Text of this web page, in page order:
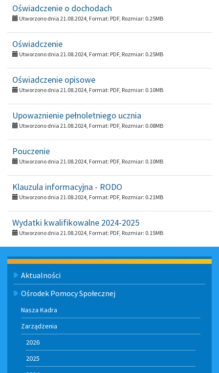
Oświadczenie o dochodach
Utworzono dnia 21.08.2024, Format: PDF, Rozmiar: 0.25MB
Oświadczenie
Utworzono dnia 21.08.2024, Format: PDF, Rozmiar: 0.25MB
Oświadczenie opisowe
Utworzono dnia 21.08.2024, Format: PDF, Rozmiar: 0.10MB
Upowaznienie pełnoletniego ucznia
Utworzono dnia 21.08.2024, Format: PDF, Rozmiar: 0.08MB
Pouczenie
Utworzono dnia 21.08.2024, Format: PDF, Rozmiar: 0.10MB
Klauzula informacyjna - RODO
Utworzono dnia 21.08.2024, Format: PDF, Rozmiar: 0.21MB
Wydatki kwalifikowalne 2024-2025
Utworzono dnia 21.08.2024, Format: PDF, Rozmiar: 0.15MB
Menu
Aktualności
Ośrodek Pomocy Społecznej
Nasza Kadra
Zarządzenia
2026
2025